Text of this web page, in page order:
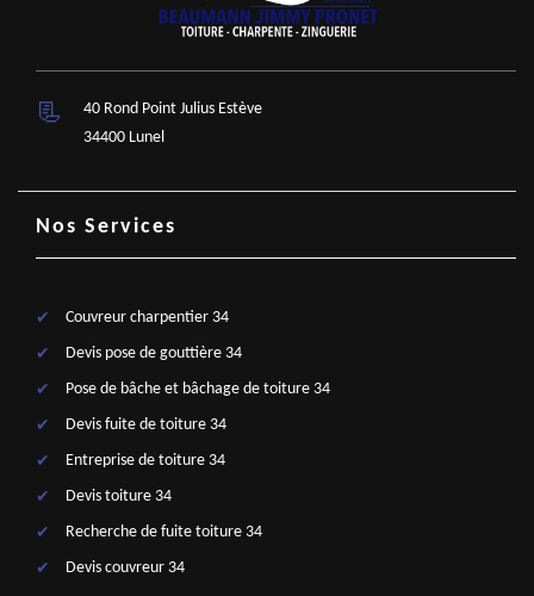
40 Rond Point Julius Estève
34400 Lunel
Nos Services
Couvreur charpentier 34
Devis pose de gouttière 34
Pose de bâche et bâchage de toiture 34
Devis fuite de toiture 34
Entreprise de toiture 34
Devis toiture 34
Recherche de fuite toiture 34
Devis couvreur 34